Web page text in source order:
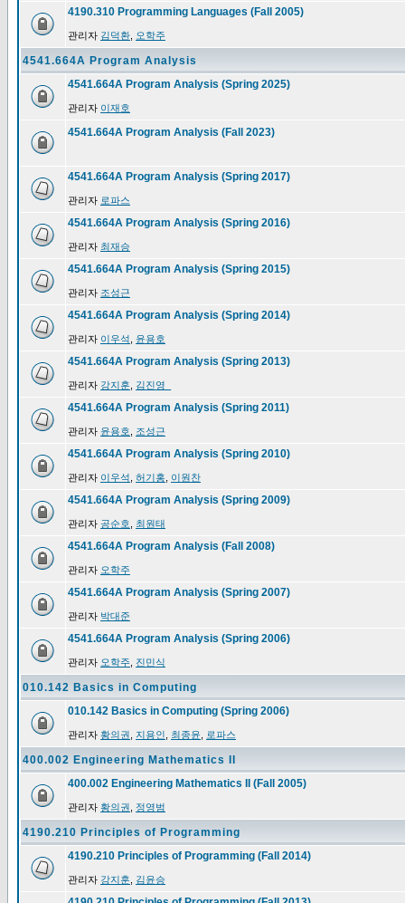
4190.310 Programming Languages (Fall 2005)
관리자 김덕환 오학주
4541.664A Program Analysis
4541.664A Program Analysis (Spring 2025)
관리자 이재호
4541.664A Program Analysis (Fall 2023)
4541.664A Program Analysis (Spring 2017)
관리자 로파스
4541.664A Program Analysis (Spring 2016)
관리자 최재승
4541.664A Program Analysis (Spring 2015)
관리자 조성근
4541.664A Program Analysis (Spring 2014)
관리자 이우석 윤용호
4541.664A Program Analysis (Spring 2013)
관리자 강지훈 김진영_
4541.664A Program Analysis (Spring 2011)
관리자 윤용호 조성근
4541.664A Program Analysis (Spring 2010)
관리자 이우석 허기홍 이원찬
4541.664A Program Analysis (Spring 2009)
관리자 공순호 최원태
4541.664A Program Analysis (Fall 2008)
관리자 오학주
4541.664A Program Analysis (Spring 2007)
관리자 박대준
4541.664A Program Analysis (Spring 2006)
관리자 오학주 진민식
010.142 Basics in Computing
010.142 Basics in Computing (Spring 2006)
관리자 황의권 지용인 최종윤 로파스
400.002 Engineering Mathematics II
400.002 Engineering Mathematics II (Fall 2005)
관리자 황의권 정영범
4190.210 Principles of Programming
4190.210 Principles of Programming (Fall 2014)
관리자 강지훈 김윤승